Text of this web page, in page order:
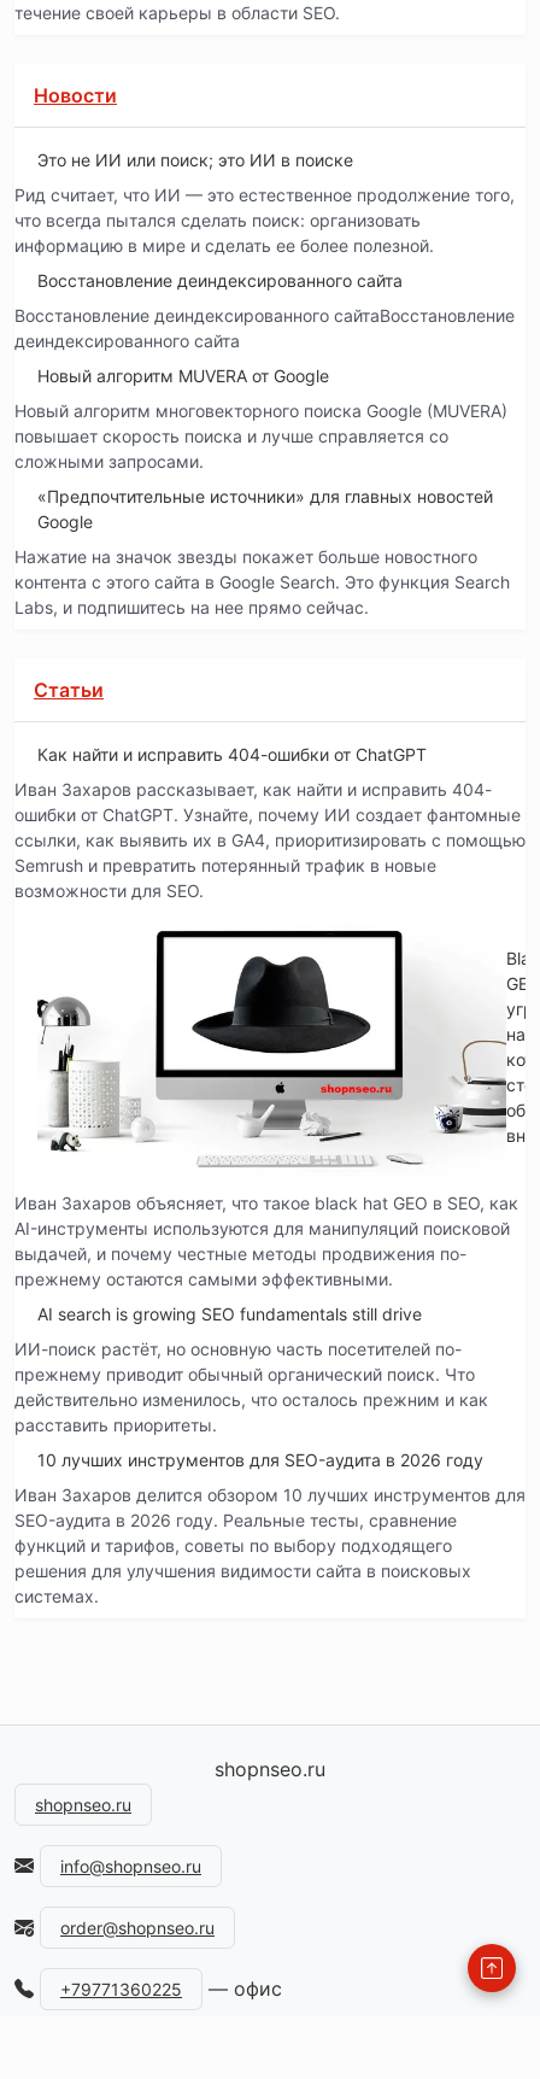
течение своей карьеры в области SEO.
Новости
Это не ИИ или поиск; это ИИ в поиске
Рид считает, что ИИ — это естественное продолжение того,
что всегда пытался сделать поиск: организовать
информацию в мире и сделать ее более полезной.
Восстановление деиндексированного сайта
Восстановление деиндексированного сайтаВосстановление
деиндексированного сайта
Новый алгоритм MUVERA от Google
Новый алгоритм многовекторного поиска Google (MUVERA)
повышает скорость поиска и лучше справляется со
сложными запросами.
«Предпочтительные источники» для главных новостей
Google
Нажатие на значок звезды покажет больше новостного
контента с этого сайта в Google Search. Это функция Search
Labs, и подпишитесь на нее прямо сейчас.
Статьи
Как найти и исправить 404-ошибки от ChatGPT
Иван Захаров рассказывает, как найти и исправить 404-
ошибки от ChatGPT. Узнайте, почему ИИ создает фантомные
ссылки, как выявить их в GA4, приоритизировать с помощью
Semrush и превратить потерянный трафик в новые
возможности для SEO.
на
Иван Захаров объясняет, что такое black hat GEO в SEO, как
AI-инструменты используются для манипуляций поисковой
выдачей, и почему честные методы продвижения по-
прежнему остаются самыми эффективными.
AI search is growing SEO fundamentals still drive
ИИ-поиск растёт, но основную часть посетителей по-
прежнему приводит обычный органический поиск. Что
действительно изменилось, что осталось прежним и как
расставить приоритеты.
10 лучших инструментов для SEO-аудита в 2026 году
Иван Захаров делится обзором 10 лучших инструментов для
SEO-аудита в 2026 году. Реальные тесты, сравнение
функций и тарифов, советы по выбору подходящего
решения для улучшения видимости сайта в поисковых
системах.
shopnseo.ru
shopnseo.ru
info@shopnseo.ru
order@shopnseo.ru
+79771360225 — офис